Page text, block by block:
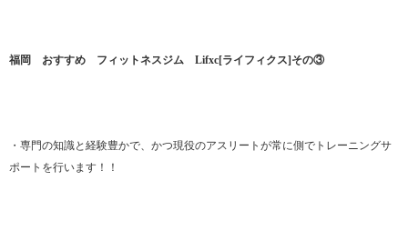
福岡 おすすめ フィットネスジム Lifxc[ライフィクス]その③
・専門の知識と経験豊かで、かつ現役のアスリートが常に側でトレーニングサ
ポートを行います！！